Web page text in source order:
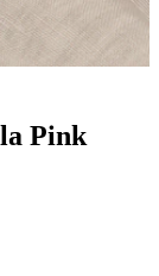
Pink